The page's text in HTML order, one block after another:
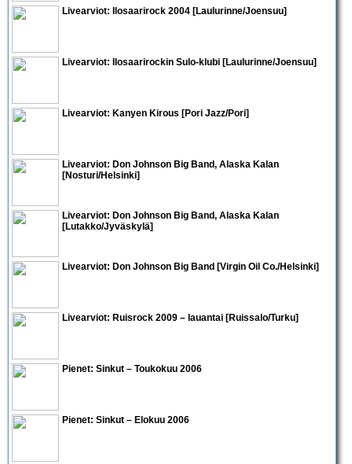
Livearviot: Ilosaarirock 2004 [Laulurinne/Joensuu]
Livearviot: Ilosaarirockin Sulo-klubi [Laulurinne/Joensuu]
Livearviot: Kanyen Kirous [Pori Jazz/Pori]
Livearviot: Don Johnson Big Band, Alaska Kalan
[Nosturi/Helsinki]
Livearviot: Don Johnson Big Band, Alaska Kalan
[Lutakko/Jyväskylä]
Livearviot: Don Johnson Big Band [Virgin Oil Co./Helsinki]
Livearviot: Ruisrock 2009 – lauantai [Ruissalo/Turku]
Pienet: Sinkut – Toukokuu 2006
Pienet: Sinkut – Elokuu 2006